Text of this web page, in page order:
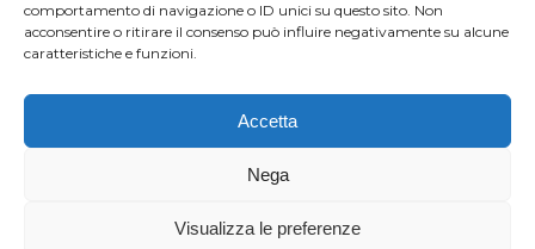
comportamento di navigazione o ID unici su questo sito. Non
acconsentire o ritirare il consenso può influire negativamente su alcune
caratteristiche e funzioni.
Accetta
Nega
Visualizza le preferenze
TURIN MARATHON URBAN ZEMMER VAL DI FASSA RUNNING
VALENTINA BELOTTI
VENICE MARATHON
XAVIER CHEVRIER
YEMAN CRIPPA
Chi siamo | Termini d'uso | Privacy |